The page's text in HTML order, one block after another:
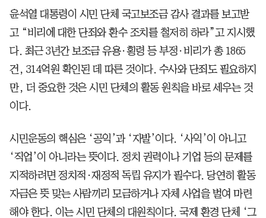
윤석열 대통령이 시민 단체 국고보조금 감사 결과를 보고받
고 “비리에 대한 단죄와 환수 조치를 철저히 하라”고 지시했
다. 최근 3년간 보조금 유용·횡령 등 부정·비리가 총 1865
건, 314억원 확인된 데 따른 것이다. 수사와 단죄도 필요하지
만, 더 중요한 것은 시민 단체의 활동 원칙을 바로 세우는 것
이다.
시민운동의 핵심은 ‘공익’과 ‘자발’이다. ‘사익’이 아니고
‘직업’이 아니라는 뜻이다. 정치 권력이나 기업 등의 문제를
지적하려면 정치적·재정적 독립 유지가 필수다. 당연히 활동
자금은 뜻 맞는 사람끼리 모금하거나 자체 사업을 벌여 마련
해야 한다. 이는 시민 단체의 대원칙이다. 국제 환경 단체 ‘그